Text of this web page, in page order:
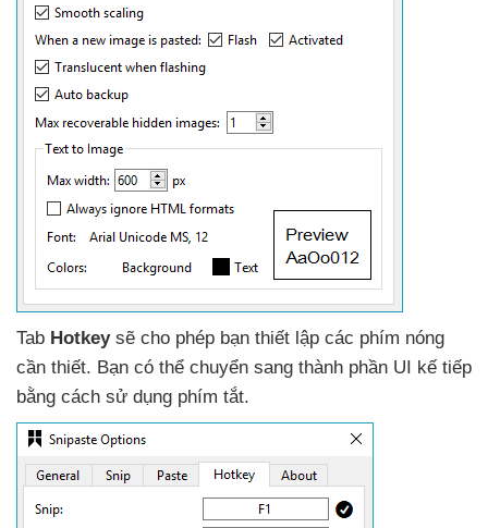
Tab Hotkey sẽ cho phép bạn thiết lập các phím nóng
cần thiết. Bạn có thể chuyển sang thành phần UI kế tiếp
bằng cách sử dụng phím tắt.